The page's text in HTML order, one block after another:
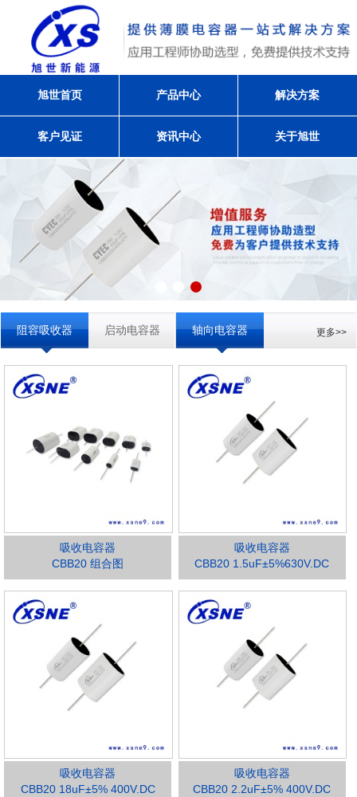
旭世首页 产品中心 解决方案
客户见证 资讯中心 关于旭世
阻容吸收器 启动电容器 轴向电容器 更多>>
吸收电容器
CBB20 组合图
吸收电容器
CBB20 1.5uF±5%630V.DC
吸收电容器
CBB20 18uF±5% 400V.DC
吸收电容器
CBB20 2.2uF±5% 400V.DC